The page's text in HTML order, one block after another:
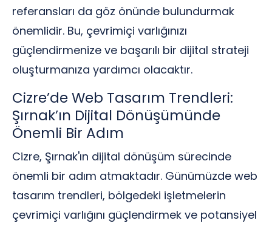
referansları da göz önünde bulundurmak
önemlidir. Bu, çevrimiçi varlığınızı
güçlendirmenize ve başarılı bir dijital strateji
oluşturmanıza yardımcı olacaktır.
Cizre’de Web Tasarım Trendleri:
Şırnak’ın Dijital Dönüşümünde
Önemli Bir Adım
Cizre, Şırnak'ın dijital dönüşüm sürecinde
önemli bir adım atmaktadır. Günümüzde web
tasarım trendleri, bölgedeki işletmelerin
çevrimiçi varlığını güçlendirmek ve potansiyel